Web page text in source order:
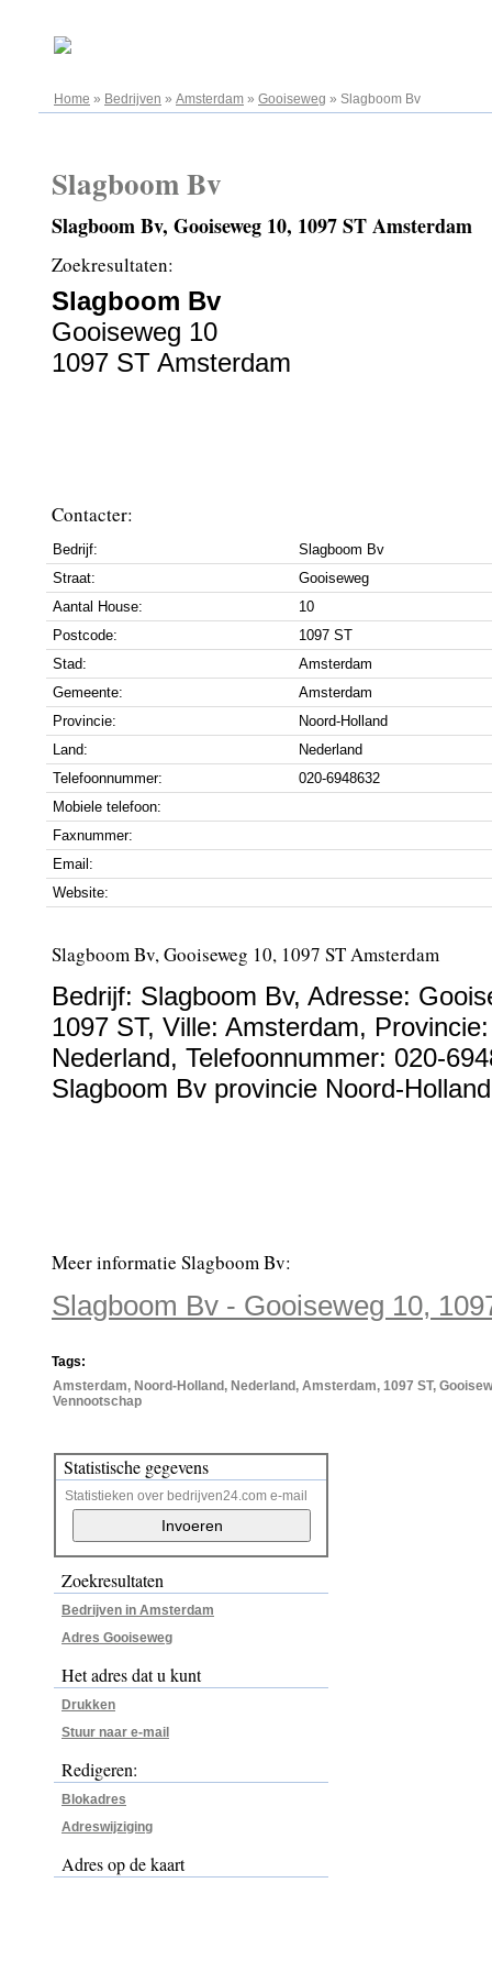
Home » Bedrijven » Amsterdam » Gooiseweg » Slagboom Bv
Slagboom Bv
Slagboom Bv, Gooiseweg 10, 1097 ST Amsterdam
Zoekresultaten:
Slagboom Bv
Gooiseweg 10
1097 ST Amsterdam
Contacter:
Bedrijf:
Slagboom Bv
Straat:
Gooiseweg
Aantal House:
10
Postcode:
1097 ST
Stad:
Amsterdam
Gemeente:
Amsterdam
Provincie:
Noord-Holland
Land:
Nederland
Telefoonnummer:
020-6948632
Mobiele telefoon:
Faxnummer:
Email:
Website:
Slagboom Bv, Gooiseweg 10, 1097 ST Amsterdam
Bedrijf: Slagboom Bv, Adresse:
1097 ST, Ville: Amsterdam,
Nederland, Telefoonnummer: 020-
Slagboom Bv provincie Noord-
Meer informatie Slagboom Bv:
Slagboom Bv - Gooiseweg 10,
Tags:
Amsterdam, Noord-Holland, Nederland, Amsterdam, 1097 ST,
Vennootschap
Statistische gegevens
Statistieken over bedrijven24.com e-mail
Zoekresultaten
Bedrijven in Amsterdam
Adres Gooiseweg
Het adres dat u kunt
Drukken
Stuur naar e-mail
Redigeren:
Blokadres
Adreswijziging
Adres op de kaart